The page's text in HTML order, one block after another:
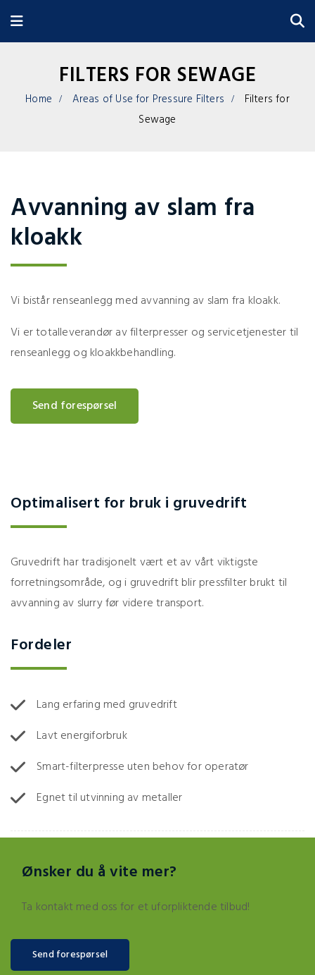
FILTERS FOR SEWAGE
Home Areas of Use for Pressure Filters
Filters for
Sewage
Avvanning av slam fra
kloakk
Vi bistår renseanlegg med avvanning av slam fra kloakk.
Vi er totalleverandør av filterpresser og servicetjenester til
renseanlegg og kloakkbehandling.
Send forespørsel
Optimalisert for bruk i gruvedrift
Gruvedrift har tradisjonelt vært et av vårt viktigste
forretningsområde, og i gruvedrift blir pressfilter brukt til
avvanning av slurry før videre transport.
Fordeler
Lang erfaring med gruvedrift
Lavt energiforbruk
Smart-filterpresse uten behov for operatør
Egnet til utvinning av metaller
Ønsker du å vite mer?
Ta kontakt med oss for et uforpliktende tilbud!
Send forespørsel